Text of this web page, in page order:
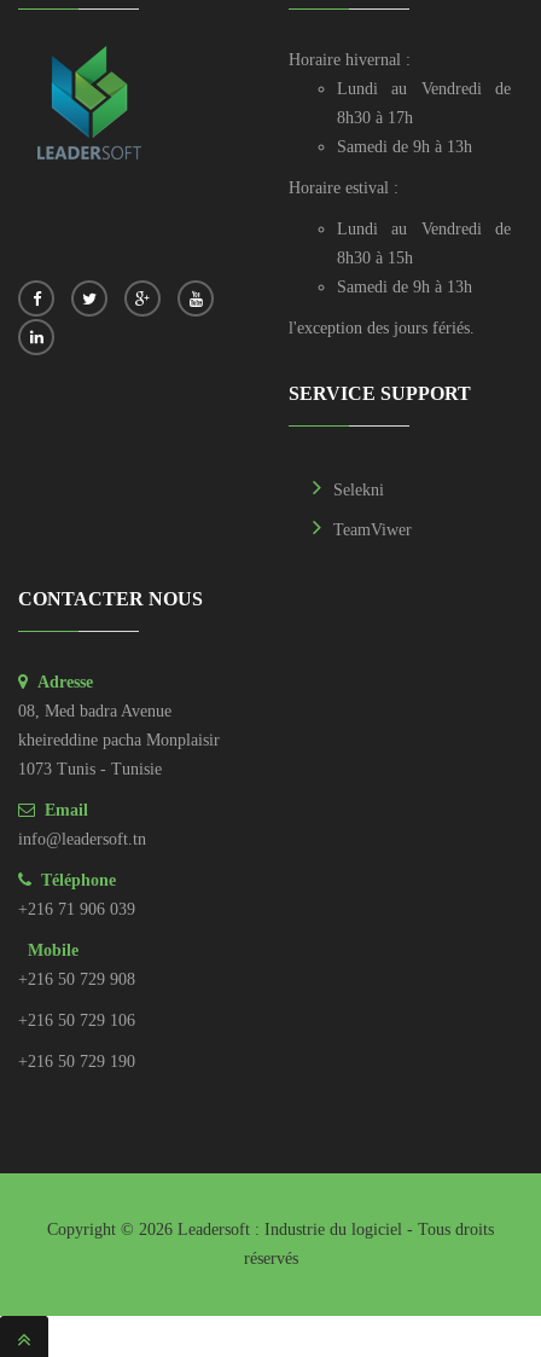
Horaire hivernal :
Lundi au Vendredi de
8h30 à 17h
Samedi de 9h à 13h
Horaire estival :
Lundi au Vendredi de
8h30 à 15h
Samedi de 9h à 13h
l'exception des jours fériés.
SERVICE SUPPORT
Selekni
TeamViwer
CONTACTER NOUS
Adresse
08, Med badra Avenue
kheireddine pacha Monplaisir
1073 Tunis - Tunisie
Email
info@leadersoft.tn
Téléphone
+216 71 906 039
Mobile
+216 50 729 908
+216 50 729 106
+216 50 729 190
Copyright © 2026 Leadersoft : Industrie du logiciel - Tous droits
réservés